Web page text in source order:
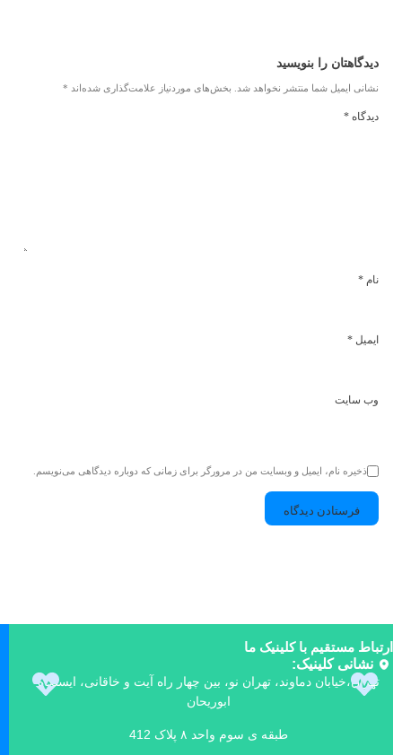
دیدگاهتان را بنویسید
نشانی ایمیل شما منتشر نخواهد شد. بخش‌های موردنیاز علامت‌گذاری شده‌اند *
دیدگاه *
نام *
ایمیل *
وب‌ سایت
ذخیره نام، ایمیل و وبسایت من در مرورگر برای زمانی که دوباره دیدگاهی می‌نویسم.
ارتباط مستقیم با کلینیک ما
نشانی کلینیک:
تهران،خیابان دماوند، تهران نو، بین چهار راه آیت و خاقانی، ایستگاه
ابوریحان
طبقه ی سوم واحد ۸ پلاک 412